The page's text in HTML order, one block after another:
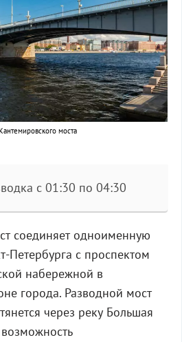
моста
с 01:30 по 04:30
соединяет одноименную
Петербурга с проспектом
набережной в
города. Разводной мост
через реку Большая